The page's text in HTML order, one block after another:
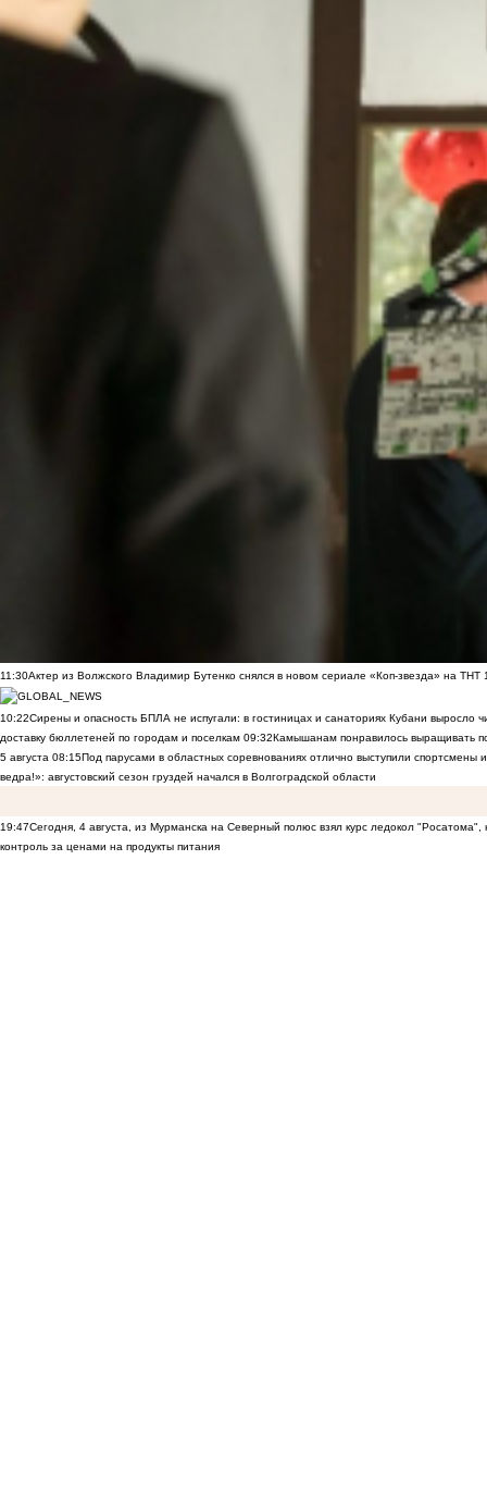
11:30Актер из Волжского Владимир Бутенко снялся в новом сериале «Коп-звезда» на ТНТ
10:22Сирены и опасность БПЛА не испугали: в гостиницах и санаториях Кубани выросло
доставку бюллетеней по городам и поселкам 09:32Камышанам понравилось выращивать
5 августа 08:15Под парусами в областных соревнованиях отлично выступили спортсмены
ведра!»: августовский сезон груздей начался в Волгоградской области
19:47Сегодня, 4 августа, из Мурманска на Северный полюс взял курс ледокол
контроль за ценами на продукты питания